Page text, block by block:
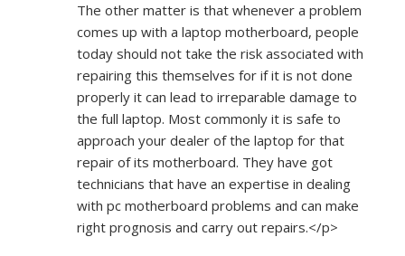
The other matter is that whenever a problem
comes up with a laptop motherboard, people
today should not take the risk associated with
repairing this themselves for if it is not done
properly it can lead to irreparable damage to
the full laptop. Most commonly it is safe to
approach your dealer of the laptop for that
repair of its motherboard. They have got
technicians that have an expertise in dealing
with pc motherboard problems and can make
right prognosis and carry out repairs.</p>